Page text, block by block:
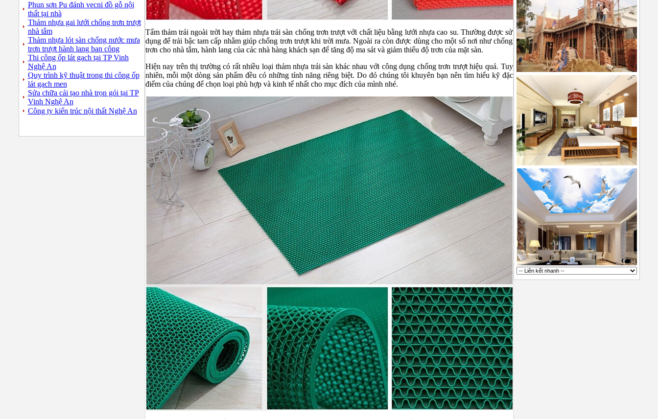
Phun sơn Pu đánh vecni đồ gỗ nội
thất tại nhà
Thảm nhựa gai lưới chống trơn trượt
nhà tắm
Thảm nhựa lót sàn chống nước mưa
trơn trượt hành lang ban công
Thi công ốp lát gạch tại TP Vinh
Nghệ An
Quy trình kỹ thuật trong thi công ốp
lát gạch men
Sửa chữa cải tạo nhà trọn gói tại TP
Vinh Nghệ An
Công ty kiến trúc nội thất Nghệ An
Tấm thảm trải ngoài trời hay thảm nhựa trải sàn chống trơn trượt với chất liệu bằng lưới nhựa cao su. Thường được sử
dụng để trải bậc tam cấp nhằm giúp chống trơn trượt khi trời mưa. Ngoài ra còn được dùng cho một số nơi như chống
trơn cho nhà tắm, hành lang của các nhà hàng khách sạn để tăng độ ma sát và giảm thiểu độ trơn của mặt sàn.
Hiện nay trên thị trường có rất nhiều loại thảm nhựa trải sàn khác nhau với công dụng chống trơn trượt hiệu quả. Tuy
nhiên, mỗi một dòng sản phẩm đều có những tính năng riêng biệt. Do đó chúng tôi khuyên bạn nên tìm hiểu kỹ đặc
điểm của chúng để chọn loại phù hợp và kinh tế nhất cho mục đích của mình nhé.